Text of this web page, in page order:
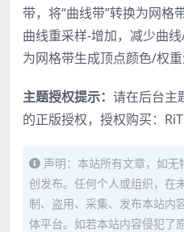
带，将“曲线带”转换为网格
曲线重采样-增加，减少曲
为网格带生成顶点颜色/权重
主题授权提示： 请在后台主
的正版授权，授权购买：
声明：本站所有文章，如
创发布。任何个人或组织，在
制、盗用、采集、发布本站内
体平台。如若本站内容侵犯了